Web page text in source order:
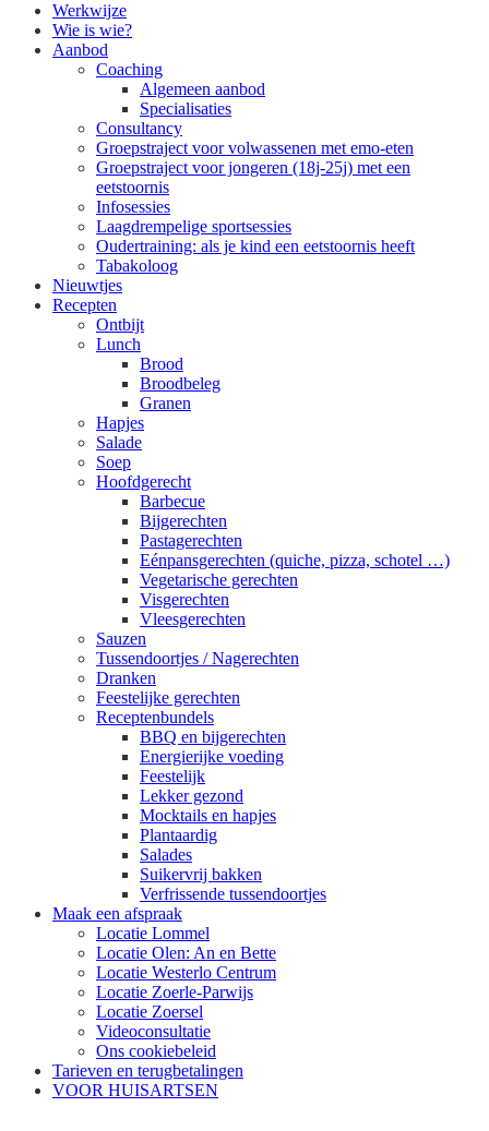
Werkwijze
Wie is wie?
Aanbod
Coaching
Algemeen aanbod
Specialisaties
Consultancy
Groepstraject voor volwassenen met emo-eten
Groepstraject voor jongeren (18j-25j) met een
eetstoornis
Infosessies
Laagdrempelige sportsessies
Oudertraining: als je kind een eetstoornis heeft
Tabakoloog
Nieuwtjes
Recepten
Ontbijt
Lunch
Brood
Broodbeleg
Granen
Hapjes
Salade
Soep
Hoofdgerecht
Barbecue
Bijgerechten
Pastagerechten
Eénpansgerechten (quiche, pizza, schotel …)
Vegetarische gerechten
Visgerechten
Vleesgerechten
Sauzen
Tussendoortjes / Nagerechten
Dranken
Feestelijke gerechten
Receptenbundels
BBQ en bijgerechten
Energierijke voeding
Feestelijk
Lekker gezond
Mocktails en hapjes
Plantaardig
Salades
Suikervrij bakken
Verfrissende tussendoortjes
Maak een afspraak
Locatie Lommel
Locatie Olen: An en Bette
Locatie Westerlo Centrum
Locatie Zoerle-Parwijs
Locatie Zoersel
Videoconsultatie
Ons cookiebeleid
Tarieven en terugbetalingen
VOOR HUISARTSEN